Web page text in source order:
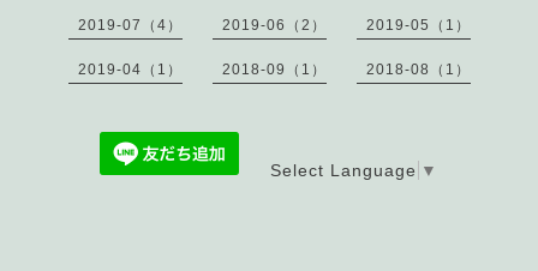
2019-07（4） 2019-06（2） 2019-05（1）
2019-04（1） 2018-09（1） 2018-08（1）
Select Language ▼